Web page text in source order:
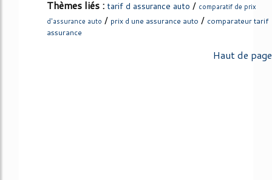
Thèmes liés : tarif d assurance auto / comparatif de prix
d'assurance auto / prix d une assurance auto / comparateur tarif
assurance
Haut de page